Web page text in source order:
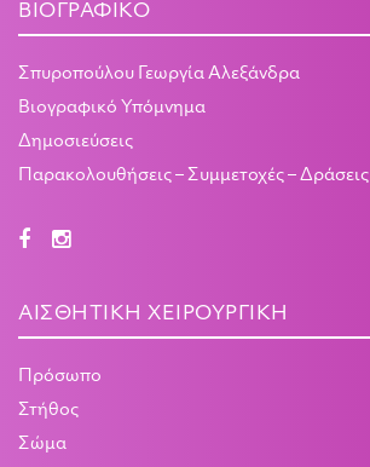
ΒΙΟΓΡΑΦΙΚΌ
Σπυροπούλου Γεωργία Αλεξάνδρα
Βιογραφικό Υπόμνημα
Δημοσιεύσεις
Παρακολουθήσεις – Συμμετοχές – Δράσεις
ΑΙΣΘΗΤΙΚΉ ΧΕΙΡΟΥΡΓΙΚΉ
Πρόσωπο
Στήθος
Σώμα